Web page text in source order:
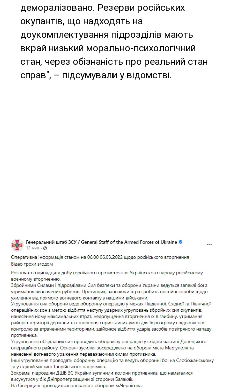
деморалізовано. Резерви російських
окупантів, що надходять на
доукомплектування підрозділів мають
вкрай низький морально-психологічний
стан, через обізнаність про реальний стан
справ", – підсумували у відомстві.